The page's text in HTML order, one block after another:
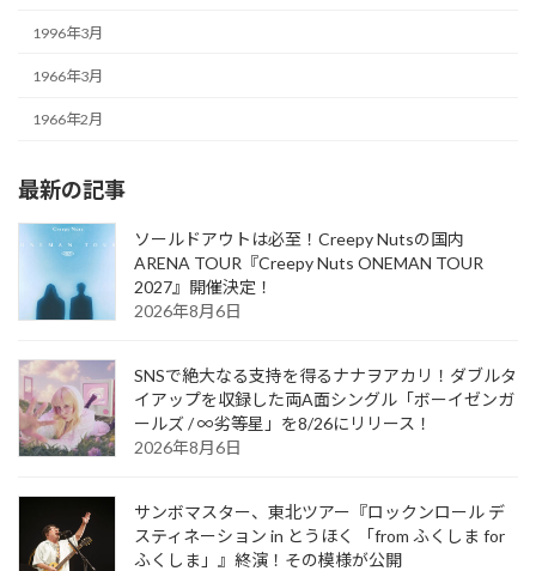
1996年3月
1966年3月
1966年2月
最新の記事
ソールドアウトは必至！Creepy Nutsの国内
ARENA TOUR『Creepy Nuts ONEMAN TOUR
2027』開催決定！
2026年8月6日
SNSで絶大なる支持を得るナナヲアカリ！ダブルタ
イアップを収録した両A面シングル「ボーイゼンガ
ールズ / ∞劣等星」を8/26にリリース！
2026年8月6日
サンボマスター、東北ツアー『ロックンロール デ
スティネーション in とうほく 「from ふくしま for
ふくしま」』終演！その模様が公開